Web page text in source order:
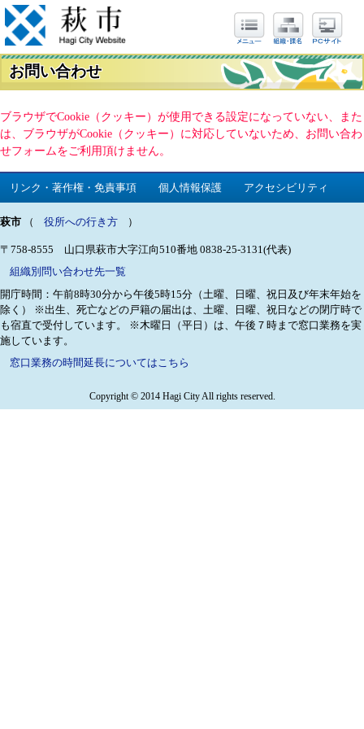
お問い合わせ
ブラウザでCookie（クッキー）が使用できる設定になっていない、また
は、ブラウザがCookie（クッキー）に対応していないため、お問い合わ
せフォームをご利用頂けません。
リンク・著作権・免責事項 個人情報保護 アクセシビリティ
萩市 （ 役所への行き方 ）
〒758-8555 山口県萩市大字江向510番地 0838-25-3131(代表)
組織別問い合わせ先一覧
開庁時間：午前8時30分から午後5時15分（土曜、日曜、祝日及び年末年始を
除く）
※出生、死亡などの戸籍の届出は、土曜、日曜、祝日などの閉庁時で
も宿直で受付しています。
※木曜日（平日）は、午後７時まで窓口業務を実
施しています。
窓口業務の時間延長についてはこちら
Copyright © 2014 Hagi City All rights reserved.